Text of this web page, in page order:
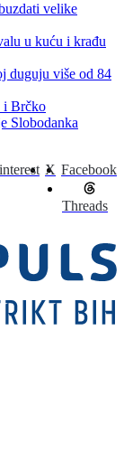
velike
u kuću i krađu
duguju više od 84
i Brčko
Slobodanka
Facebook
X
Threads